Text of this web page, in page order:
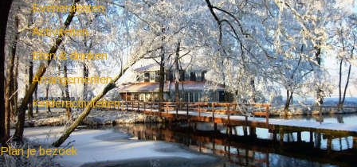
Evenementen
Activiteiten
Eten & drinken
Arrangementen
Kinderactiviteiten
Plan je bezoek